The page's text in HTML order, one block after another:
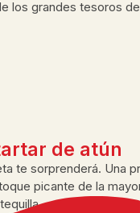
los grandes tesoros
de atún
te sorprenderá. Una
picante de la